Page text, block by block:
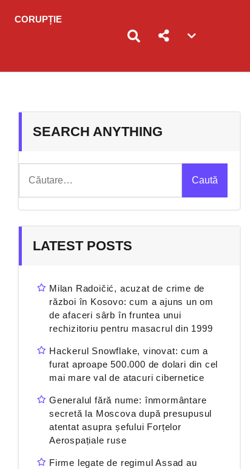
CORUPȚIE
toggle
SEARCH ANYTHING
după:
LATEST POSTS
Milan Radoičić, acuzat de crime de
război în Kosovo: cum a ajuns un om
de afaceri sârb în fruntea unui
rechizitoriu pentru masacrul din 1999
Hackerul Snowflake, vinovat: cum a
furat aproape 500.000 de dolari din cel
mai mare val de atacuri cibernetice
Generalul fără nume: înmormântare
secretă la Moscova după presupusul
atentat asupra șefului Forțelor
Aerospațiale ruse
Firme legate de regimul Assad au